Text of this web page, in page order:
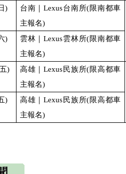
) 台南｜Lexus台南所(限南都車
主報名)
) 雲林｜Lexus雲林所(限南都車
主報名)
五) 高雄｜Lexus民族所(限高都車
主報名)
) 高雄｜Lexus民族所(限高都車
主報名)